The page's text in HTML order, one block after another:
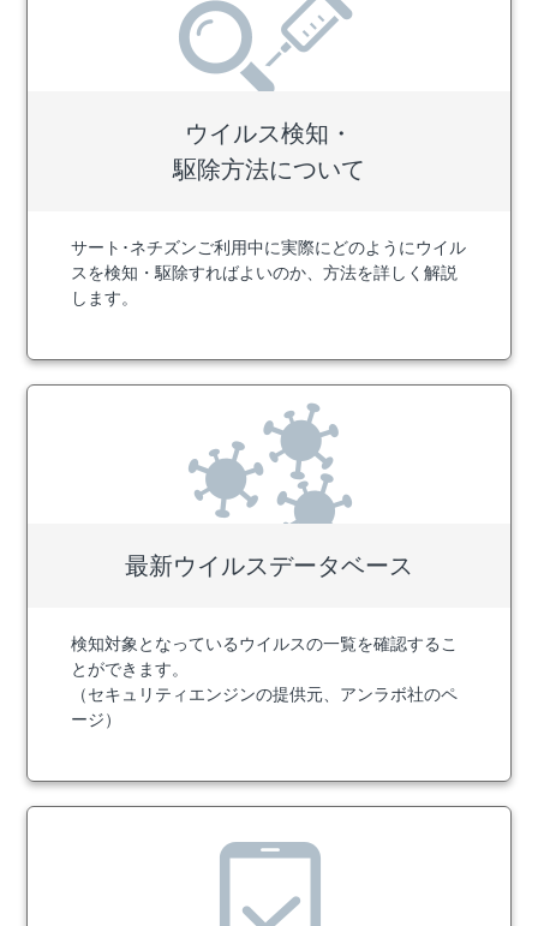
ウイルス検知・
駆除方法について
サート･ネチズンご利用中に実際にどのようにウイル
スを検知・駆除すればよいのか、方法を詳しく解説
します。
最新ウイルスデータベース
検知対象となっているウイルスの一覧を確認するこ
とができます。
（セキュリティエンジンの提供元、アンラボ社のペ
ージ）